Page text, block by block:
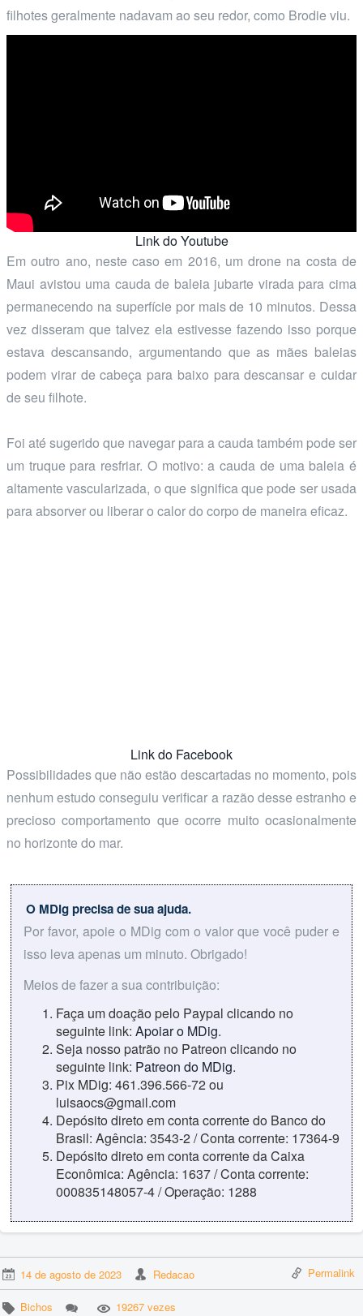
filhotes geralmente nadavam ao seu redor, como Brodie viu.
Link do Youtube
Em outro ano, neste caso em 2016, um drone na costa de
Maui avistou uma cauda de baleia jubarte virada para cima
permanecendo na superfície por mais de 10 minutos. Dessa
vez disseram que talvez ela estivesse fazendo isso porque
estava descansando, argumentando que as mães baleias
podem virar de cabeça para baixo para descansar e cuidar
de seu filhote.
Foi até sugerido que navegar para a cauda também pode ser
um truque para resfriar. O motivo: a cauda de uma baleia é
altamente vascularizada, o que significa que pode ser usada
para absorver ou liberar o calor do corpo de maneira eficaz.
Link do Facebook
Possibilidades que não estão descartadas no momento, pois
nenhum estudo conseguiu verificar a razão desse estranho e
precioso comportamento que ocorre muito ocasionalmente
no horizonte do mar.
O MDig precisa de sua ajuda.
Por favor, apoie o MDig com o valor que você puder e
isso leva apenas um minuto. Obrigado!
Meios de fazer a sua contribuição:
Faça um doação pelo Paypal clicando no
seguinte link: Apoiar o MDig.
Seja nosso patrão no Patreon clicando no
seguinte link: Patreon do MDig.
Pix MDig: 461.396.566-72 ou
luisaocs@gmail.com
Depósito direto em conta corrente do Banco do
Brasil: Agência: 3543-2 / Conta corrente: 17364-9
Depósito direto em conta corrente da Caixa
Econômica: Agência: 1637 / Conta corrente:
000835148057-4 / Operação: 1288
14 de agosto de 2023 Redacao Permalink
Bichos 19267 vezes